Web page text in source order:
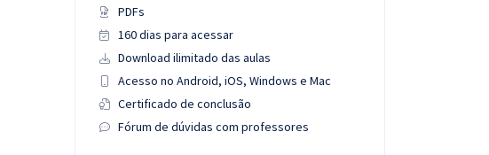
PDFs
160 dias para acessar
Download ilimitado das aulas
Acesso no Android, iOS, Windows e Mac
Certificado de conclusão
Fórum de dúvidas com professores